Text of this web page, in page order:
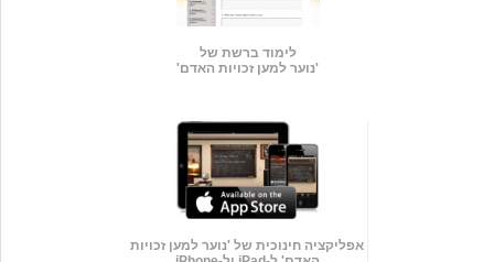
לימוד ברשת של
'נוער למען זכויות האדם'
אפליקציה חינוכית של 'נוער למען זכויות